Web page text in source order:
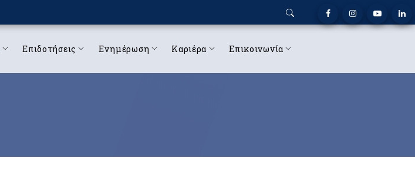
Επιδοτήσεις Ενημέρωση Καριέρα Επικοινωνία